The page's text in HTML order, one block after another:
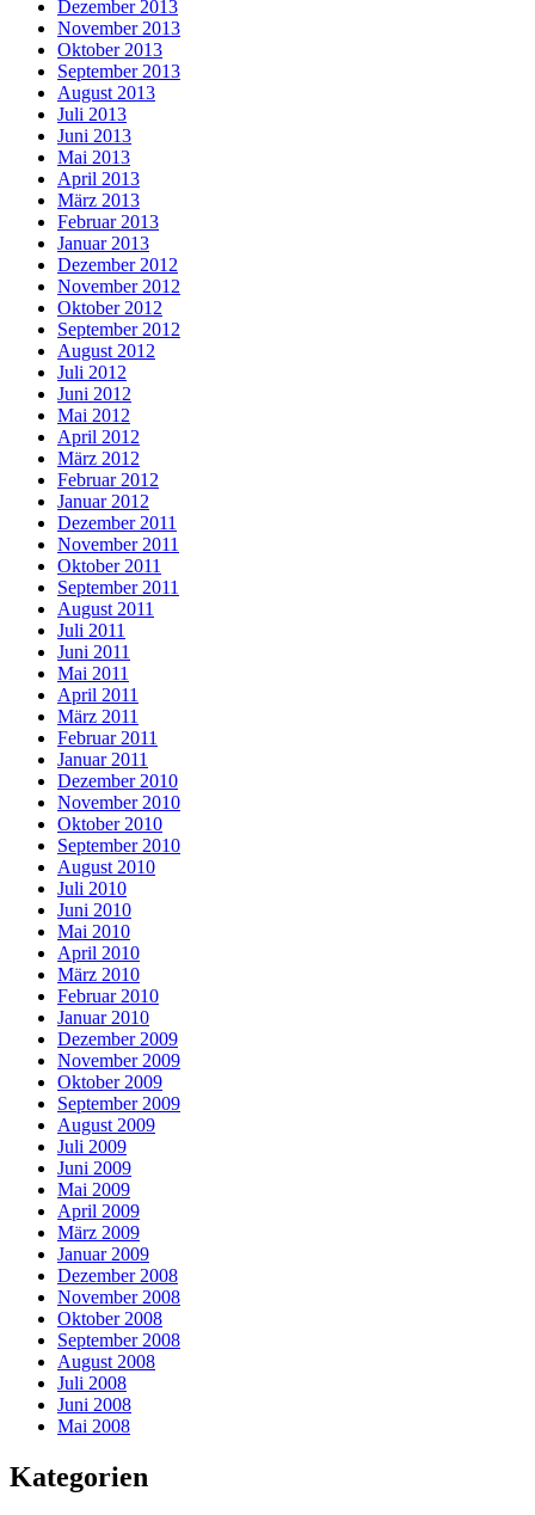
Dezember 2013
November 2013
Oktober 2013
September 2013
August 2013
Juli 2013
Juni 2013
Mai 2013
April 2013
März 2013
Februar 2013
Januar 2013
Dezember 2012
November 2012
Oktober 2012
September 2012
August 2012
Juli 2012
Juni 2012
Mai 2012
April 2012
März 2012
Februar 2012
Januar 2012
Dezember 2011
November 2011
Oktober 2011
September 2011
August 2011
Juli 2011
Juni 2011
Mai 2011
April 2011
März 2011
Februar 2011
Januar 2011
Dezember 2010
November 2010
Oktober 2010
September 2010
August 2010
Juli 2010
Juni 2010
Mai 2010
April 2010
März 2010
Februar 2010
Januar 2010
Dezember 2009
November 2009
Oktober 2009
September 2009
August 2009
Juli 2009
Juni 2009
Mai 2009
April 2009
März 2009
Januar 2009
Dezember 2008
November 2008
Oktober 2008
September 2008
August 2008
Juli 2008
Juni 2008
Mai 2008
Kategorien